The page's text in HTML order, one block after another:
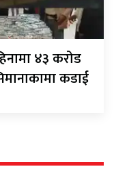
४३ करोड
कडाई